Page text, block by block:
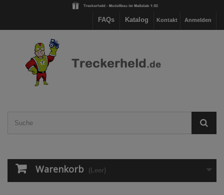
Anmelden
Kontakt
Katalog
FAQs
Warenkorb (Leer)